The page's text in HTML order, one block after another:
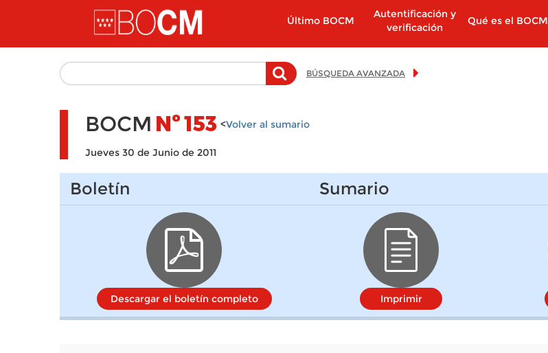
Pasar al contenido principal
Último BOCM
Autentificación y
verificación
Qué es el BOCM
BÚSQUEDA AVANZADA
BOCM Nº153 <Volver al sumario
Jueves 30 de Junio de 2011
Boletín
Descargar el boletín completo
Sumario
Imprimir